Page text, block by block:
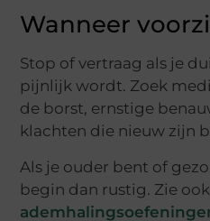
Wanneer
Stop of vertraag als je
pijnlijk wordt. Zoek
de borst, ernstige
klachten die nieuw zijn
Als je ouder bent of
begin dan rustig. Zie ook